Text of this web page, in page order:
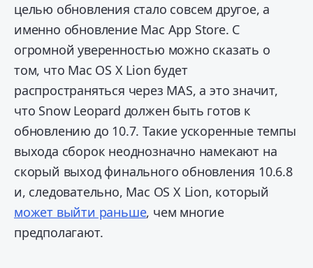
целью обновления стало совсем другое, а
именно обновление Mac App Store. С
огромной уверенностью можно сказать о
том, что Mac OS X Lion будет
распространяться через MAS, а это значит,
что Snow Leopard должен быть готов к
обновлению до 10.7. Такие ускоренные темпы
выхода сборок неоднозначно намекают на
скорый выход финального обновления 10.6.8
и, следовательно, Mac OS X Lion, который
может выйти раньше, чем многие
предполагают.